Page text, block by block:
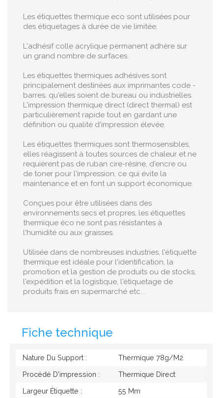
Les étiquettes thermique eco sont utilisées pour
des étiquetages à durée de vie limitée.
L'adhésif colle acrylique permanent adhère sur
un grand nombre de surfaces.
Les étiquettes thermiques adhésives sont
principalement destinées aux imprimantes code -
barres, qu'elles soient de bureau ou industrielles.
L'impression thermique direct (direct thermal) est
particulièrement rapide tout en gardant une
définition ou qualité d'impression élevée.
Les étiquettes thermiques sont thermosensibles,
elles réagissent à toutes sources de chaleur et ne
requièrent pas de ruban cire-résine, d'encre ou
de toner pour l'impression, ce qui évite la
maintenance et en font un support économique.
Conçues pour être utilisées dans des
environnements secs et propres, les étiquettes
thermique éco ne sont pas résistantes à
l'humidité ou aux graisses.
Utilisée dans de nombreuses industries, l'étiquette
thermique est idéale pour l'identification, la
promotion et la gestion de produits ou de stocks,
l'expédition et la logistique, l'étiquetage de
produits frais en supermarché etc...
Fiche technique
Nature Du Support : Thermique 78g/M2
Procédé D'impression : Thermique Direct
Largeur Étiquette : 55 Mm